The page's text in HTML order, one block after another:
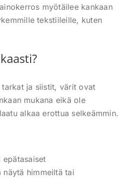
myötäilee kankaan
tekstiileille, kuten
tarkat ja siistit, värit ovat
mukana eikä ole
alkaa erottua selkeämmin.
himmeiltä tai